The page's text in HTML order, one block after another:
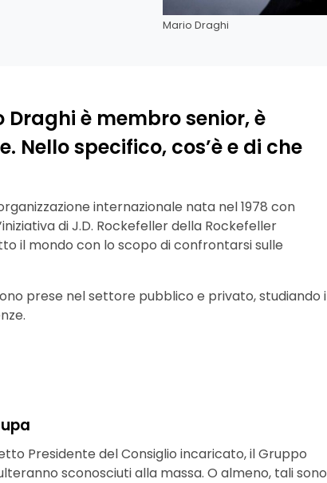
Mario Draghi
è membro senior, è
Nello specifico, cos’è e di che
internazionale nata nel 1978 con
di J.D. Rockefeller della Rockefeller
il mondo con lo scopo di confrontarsi sulle
prese nel settore pubblico e privato, studiando i
Presidente del Consiglio incaricato, il Gruppo
sconosciuti alla massa. O almeno, tali sono